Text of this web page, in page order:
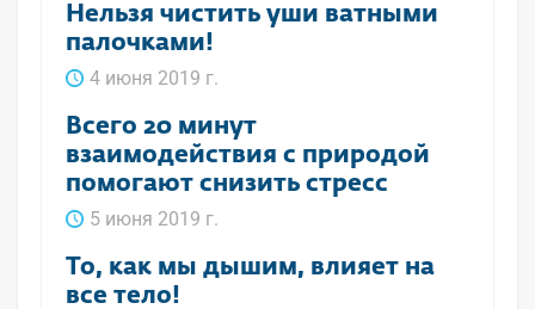
Нельзя чистить уши ватными
палочками!
4 июня 2019 г.
Всего 20 минут
взаимодействия с природой
помогают снизить стресс
5 июня 2019 г.
То, как мы дышим, влияет на
все тело!